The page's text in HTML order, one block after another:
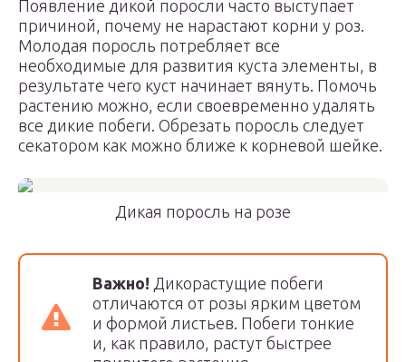
Появление дикой поросли часто выступает
причиной, почему не нарастают корни у роз.
Молодая поросль потребляет все
необходимые для развития куста элементы, в
результате чего куст начинает вянуть. Помочь
растению можно, если своевременно удалять
все дикие побеги. Обрезать поросль следует
секатором как можно ближе к корневой шейке.
Дикая поросль на розе
Важно! Дикорастущие побеги
отличаются от розы ярким цветом
и формой листьев. Побеги тонкие
и, как правило, растут быстрее